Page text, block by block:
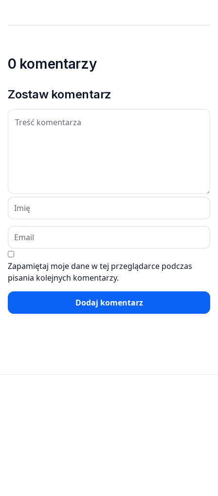
0 komentarzy
Zostaw komentarz
Zapamiętaj moje dane w tej przeglądarce podczas
pisania kolejnych komentarzy.
Dodaj komentarz